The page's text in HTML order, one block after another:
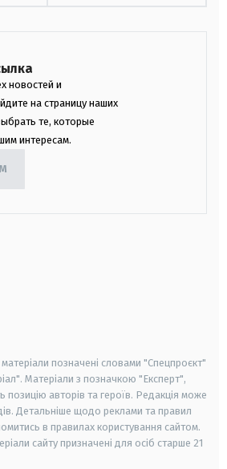
новостей и
на страницу наших
те, которые
интересам.
матеріали позначені словами "Спецпроєкт"
Матеріали з позначкою "Експерт",
авторів та героїв. Редакція може
Детальніше щодо реклами та правил
в правилах користування сайтом.
сайту призначені для осіб старше 21